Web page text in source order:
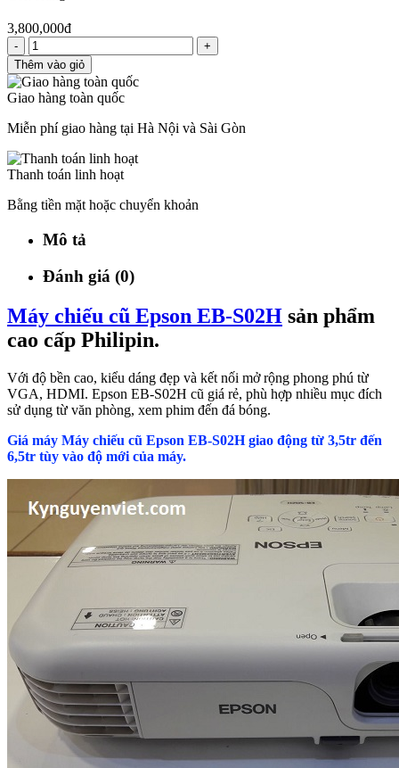
3,800,000đ
-
+
Thêm vào giỏ
Giao hàng toàn quốc
Miễn phí giao hàng tại Hà Nội và Sài Gòn
Thanh toán linh hoạt
Bằng tiền mặt hoặc chuyển khoản
Mô tả
Đánh giá (0)
Máy chiếu cũ Epson EB-S02H sản phẩm
cao cấp Philipin.
Với độ bền cao, kiểu dáng đẹp và kết nối mở rộng phong phú từ
VGA, HDMI. Epson EB-S02H cũ giá rẻ, phù hợp nhiều mục đích
sử dụng từ văn phòng, xem phim đến đá bóng.
Giá máy Máy chiếu cũ Epson EB-S02H giao động từ 3,5tr đến
6,5tr tùy vào độ mới của máy.